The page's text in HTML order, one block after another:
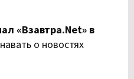
«Взавтра.Net» в
о новостях